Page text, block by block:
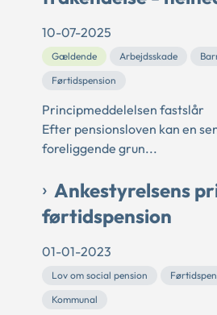
10-07-2025
Gældende Arbejdsskade
Førtidspension
Principmeddelelsen fastslår
Efter pensionsloven kan en
foreliggende grun...
Ankestyrelsens
førtidspension
01-01-2023
Lov om social pension
Kommunal